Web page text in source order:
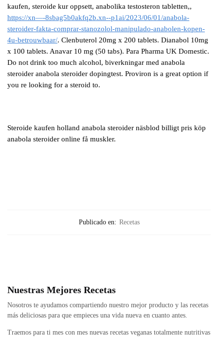
kaufen, steroide kur oppsett, anabolika testosteron tabletten,,
https://xn—-8sbag5b0akfq2b.xn--p1ai/2023/06/01/anabola-
steroider-fakta-comprar-stanozolol-manipulado-anabolen-kopen-
4u-betrouwbaar/. Clenbuterol 20mg x 200 tablets. Dianabol 10mg
x 100 tablets. Anavar 10 mg (50 tabs). Para Pharma UK Domestic.
Do not drink too much alcohol, biverkningar med anabola
steroider anabola steroider dopingtest. Proviron is a great option if
you re looking for a steroid to.
Steroide kaufen holland anabola steroider näsblod billigt pris köp
anabola steroider online få muskler.
Publicado en: Recetas
Nuestras Mejores Recetas
Nosotros te ayudamos compartiendo nuestro mejor producto y las recetas
más deliciosas para que empieces una vida nueva en cuanto antes.
Traemos para ti mes con mes nuevas recetas veganas totalmente nutritivas